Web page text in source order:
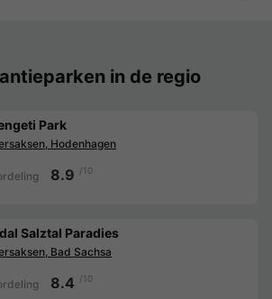
in de regio
Park
Hodenhagen
8.9 /10
Salztal Paradies
Bad Sachsa
8.4 /10